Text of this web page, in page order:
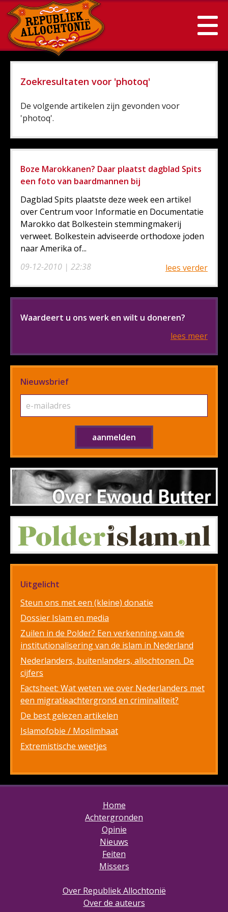
Zoekresultaten voor 'photoq'
De volgende artikelen zijn gevonden voor
'photoq'.
Boze Marokkanen? Daar plaatst dagblad Spits
een foto van baardmannen bij
09-12-2010 | 22:38
Dagblad Spits plaatste deze week een artikel
over Centrum voor Informatie en Documentatie
Marokko dat Bolkestein stemmingmakerij
verweet. Bolkestein adviseerde orthodoxe joden
naar Amerika of...
lees verder
Waardeert u ons werk en wilt u doneren?
lees meer
Nieuwsbrief
Uitgelicht
Steun ons met een (kleine) donatie
Dossier Islam en media
Zuilen in de Polder? Een verkenning van de
institutionalisering van de islam in Nederland
Nederlanders, buitenlanders, allochtonen. De
cijfers
Factsheet: Wat weten we over Nederlanders met
een migratieachtergrond en criminaliteit?
De best gelezen artikelen
Islamofobie / Moslimhaat
Extremistische weetjes
Home
Achtergronden
Opinie
Nieuws
Feiten
Missers
Over Republiek Allochtonië
Over de auteurs